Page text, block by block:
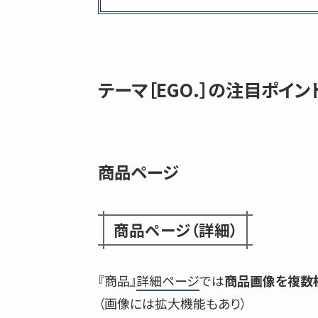
テーマ［EGO.］の注目ポイン
商品ページ
商品ページ（詳細）
『商品』詳細ページでは商品画像を複数
（画像には拡大機能もあり）